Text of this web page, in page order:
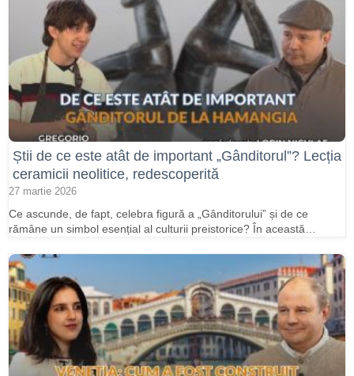
Știi de ce este atât de important „Gânditorul”? Lecția
ceramicii neolitice, redescoperită
27 martie 2026
Ce ascunde, de fapt, celebra figură a „Gânditorului” și de ce
rămâne un simbol esențial al culturii preistorice? În această…